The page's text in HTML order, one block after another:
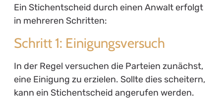
Ein Stichentscheid durch einen Anwalt erfolgt
in mehreren Schritten:
Schritt 1: Einigungsversuch
In der Regel versuchen die Parteien zunächst,
eine Einigung zu erzielen. Sollte dies scheitern,
kann ein Stichentscheid angerufen werden.